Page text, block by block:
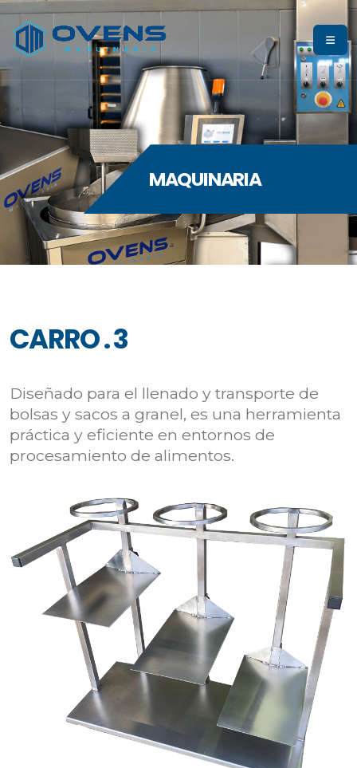
MAQUINARIA
CARRO . 3
Diseñado para el llenado y transporte de
bolsas y sacos a granel, es una herramienta
práctica y eficiente en entornos de
procesamiento de alimentos.